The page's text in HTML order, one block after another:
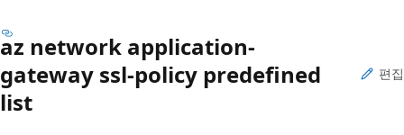
az network application-
gateway ssl-policy predefined
list
편집